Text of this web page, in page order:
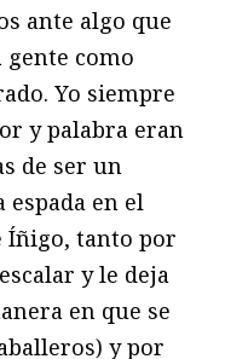
ante algo que
gente como
Yo siempre
y palabra eran
de ser un
en el
Íñigo, tanto por
y le deja
en que se
y por